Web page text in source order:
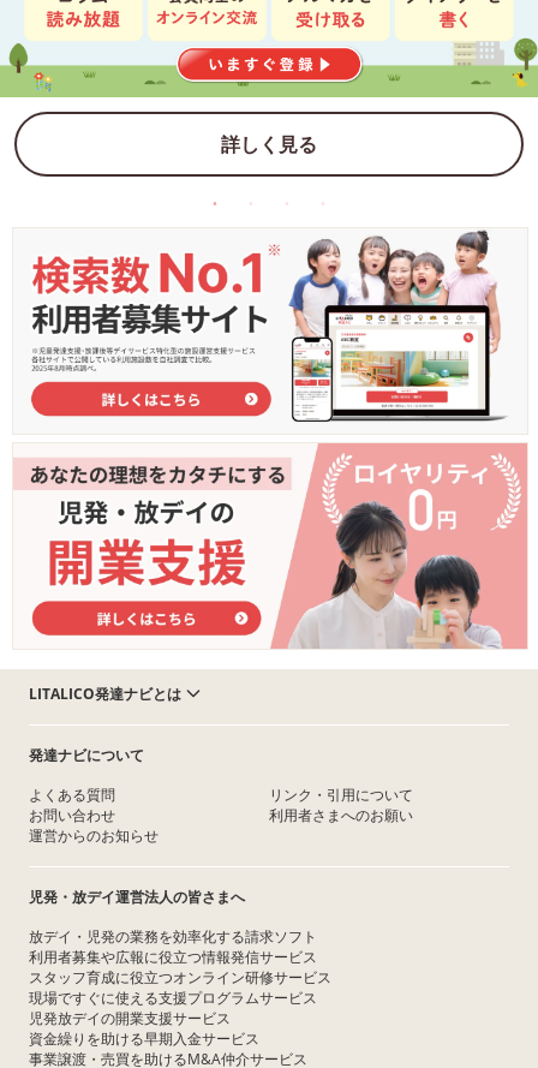
詳しく見る
LITALICO発達ナビとは
発達ナビについて
よくある質問
お問い合わせ
運営からのお知らせ
リンク・引用について
利用者さまへのお願い
児発・放デイ運営法人の皆さまへ
放デイ・児発の業務を効率化する請求ソフト
利用者募集や広報に役立つ情報発信サービス
スタッフ育成に役立つオンライン研修サービス
現場ですぐに使える支援プログラムサービス
児発放デイの開業支援サービス
資金繰りを助ける早期入金サービス
事業譲渡・売買を助けるM&A仲介サービス